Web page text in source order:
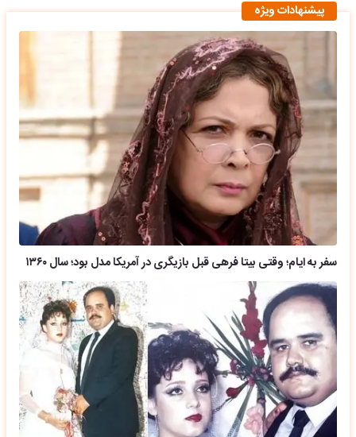
پیشنهادات ویژه
سفر به ایام؛ وقتی بیتا فرهی قبل بازیگری در آمریکا مدل بود؛ سال ۱۳۶۰